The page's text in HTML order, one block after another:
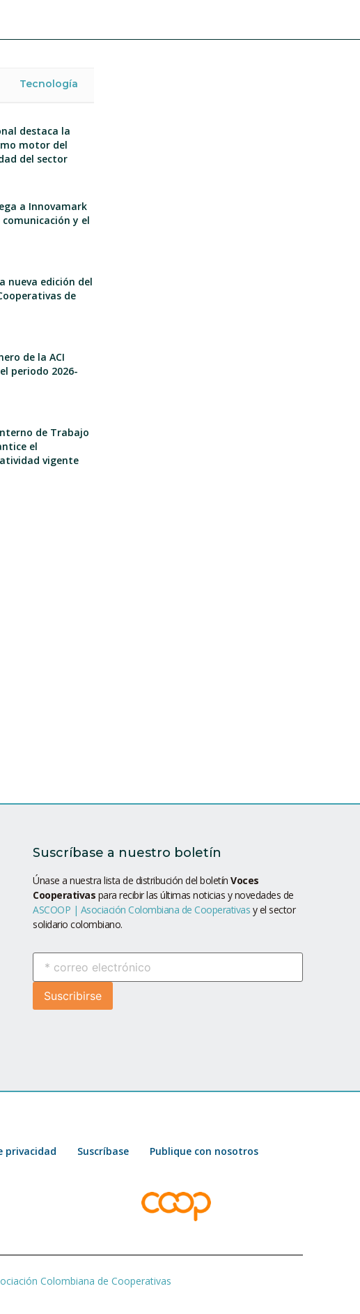
Tecnología
destaca la
motor del
del sector
a Innovamark
y el
nueva edición del
de
de la ACI
periodo 2026-
de Trabajo
el
vigente
Suscríbase a nuestro boletín
Únase a nuestra lista de distribución del boletín Voces
Cooperativas para recibir las últimas noticias y novedades de
ASCOOP | Asociación Colombiana de Cooperativas y el sector
solidario colombiano.
privacidad Suscríbase Publique con nosotros
Colombiana de Cooperativas